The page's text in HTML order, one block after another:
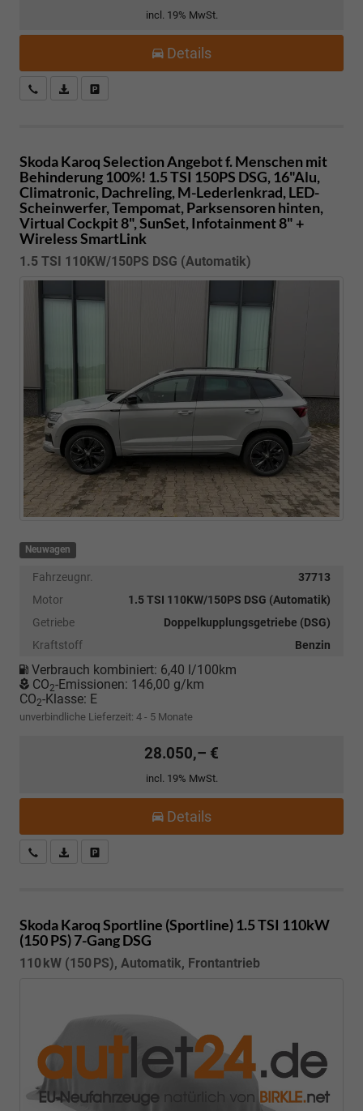
incl. 19% MwSt.
Details
Kostenloser Rückruf-Service
PDF-Datei, Fahrzeugexposé drucken
Skoda KaroqSelection Angebot f. Menschen mit
Behinderung 100%! 1.5 TSI 150PS DSG, 16"Alu,
Climatronic, Dachreling, M-Lederlenkrad, LED-
Scheinwerfer, Tempomat, Parksensoren hinten,
Virtual Cockpit 8", SunSet, Infotainment 8" +
Wireless SmartLink
1.5 TSI 110KW/150PS DSG (Automatik)
Neuwagen
Fahrzeugnr.
37713
Motor
1.5 TSI 110KW/150PS DSG (Automatik)
Getriebe
Doppelkupplungsgetriebe (DSG)
Kraftstoff
Benzin
Verbrauch kombiniert: 6,40 l/100km
CO2-Emissionen: 146,00 g/km
CO2-Klasse: E
unverbindliche Lieferzeit: 4 - 5 Monate
28.050,– €
incl. 19% MwSt.
Details
Kostenloser Rückruf-Service
PDF-Datei, Fahrzeugexposé drucken
Skoda KaroqSportline (Sportline) 1.5 TSI 110kW
(150 PS) 7-Gang DSG
110 kW (150 PS), Automatik, Frontantrieb